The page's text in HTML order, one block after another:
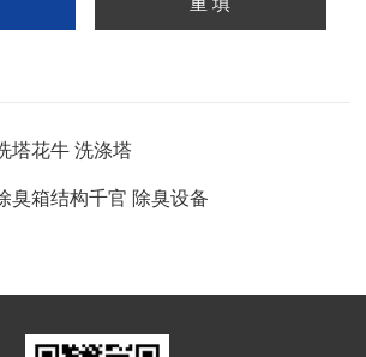
塔花牛 洗涤塔
臭箱结构千官 除臭设备